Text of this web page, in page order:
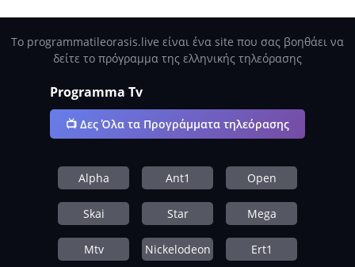
Το programmatileorasis.live είναι ένα site που σας βοηθάει να
δείτε το πρόγραμμα της ελληνικής τηλεόρασης
Programma Tv
📺 Δες Όλα τα Προγράμματα τηλεόρασης
Alpha Ant1 Open
Skai Star Mega
Mtv Nickelodeon Ert1